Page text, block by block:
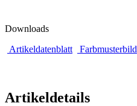
Downloads
Artikeldatenblatt
Farbmusterbild
Artikeldetails